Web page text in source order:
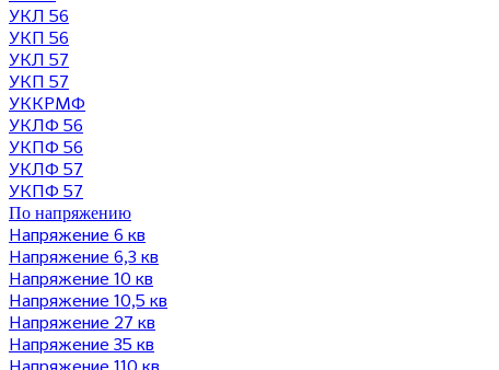
УКЛ 56
УКП 56
УКЛ 57
УКП 57
УККРМФ
УКЛФ 56
УКПФ 56
УКЛФ 57
УКПФ 57
По напряжению
Напряжение 6 кв
Напряжение 6,3 кв
Напряжение 10 кв
Напряжение 10,5 кв
Напряжение 27 кв
Напряжение 35 кв